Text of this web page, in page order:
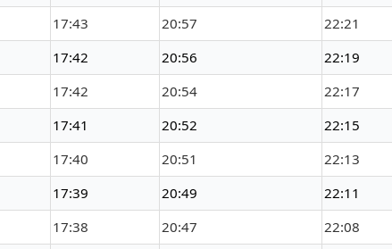
17:43 20:57
22:21
17:42 20:56
22:19
17:42 20:54
22:17
17:41 20:52
22:15
17:40 20:51
22:13
17:39 20:49
22:11
17:38 20:47
22:08